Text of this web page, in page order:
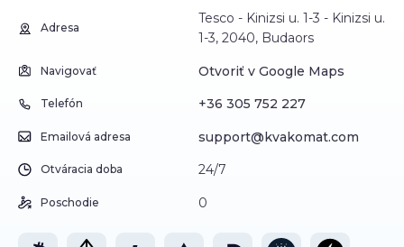
Adresa
Tesco - Kinizsi u. 1-3 - Kinizsi u.
1-3, 2040, Budaors
Navigovať Otvoriť v Google Maps
Telefón +36 305 752 227
Emailová adresa support@kvakomat.com
Otváracia doba 24/7
Poschodie 0